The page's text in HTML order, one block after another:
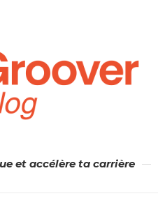
et accélère ta carrière